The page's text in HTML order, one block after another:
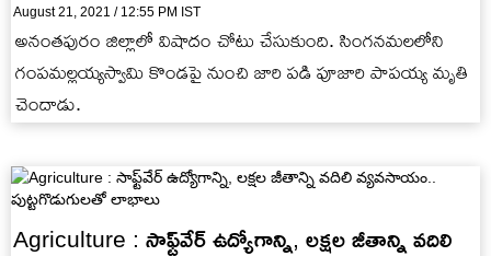
August 21, 2021 / 12:55 PM IST
అనంతపురం జిల్లాలో విషాదం చోటు చేసుకుంది. సింగనమలలోని
గంపమల్లయ్యస్వామి కొండపై నుంచి జారి పడి పూజారి పాపయ్య మృతి
చెందాడు.
Agriculture : సాఫ్ట్‌వేర్ ఉద్యోగాన్ని, లక్షల జీతాన్ని వదిలి